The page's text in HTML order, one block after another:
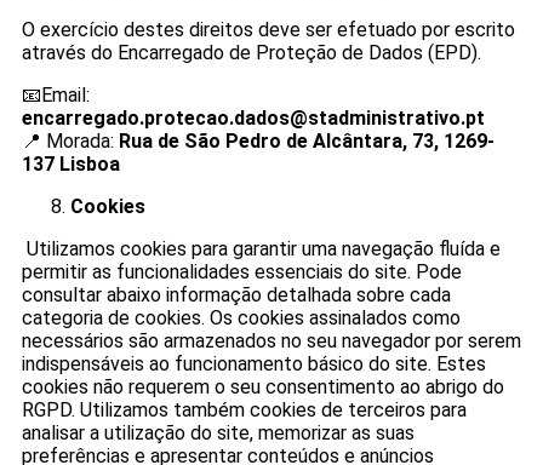
O exercício destes direitos deve ser efetuado por escrito
através do Encarregado de Proteção de Dados (EPD).
📧Email:
encarregado.protecao.dados@stadministrativo.pt
📍 Morada: Rua de São Pedro de Alcântara, 73, 1269-
137 Lisboa
Cookies
Utilizamos cookies para garantir uma navegação fluída e
permitir as funcionalidades essenciais do site. Pode
consultar abaixo informação detalhada sobre cada
categoria de cookies. Os cookies assinalados como
necessários são armazenados no seu navegador por serem
indispensáveis ao funcionamento básico do site. Estes
cookies não requerem o seu consentimento ao abrigo do
RGPD. Utilizamos também cookies de terceiros para
analisar a utilização do site, memorizar as suas
preferências e apresentar conteúdos e anúncios